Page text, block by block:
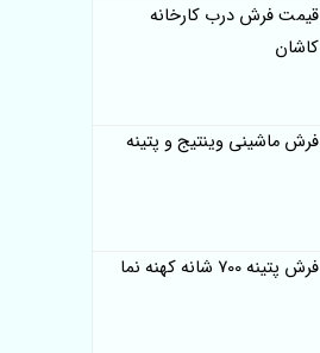
قیمت فرش درب کارخانه
کاشان
فرش ماشینی وینتیج و پتینه
فرش پتینه 700 شانه کهنه نما